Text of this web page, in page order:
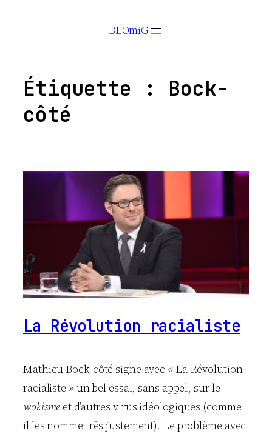
BLOmiG
Étiquette : Bock-
côté
La Révolution racialiste
Mathieu Bock-côté signe avec « La Révolution
racialiste » un bel essai, sans appel, sur le
wokismeet d’autres virus idéologiques (comme
il les nomme très justement). Le problème avec